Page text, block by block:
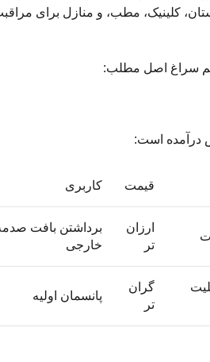
کلینیک، مطب، و منازل برای
سراغ اصل مطلب:
درآمده است:
قیمت کاربری
ارزان
تر
برداشتن بافت صدمه
خارجی
گران
تر
پانسمان اولیه